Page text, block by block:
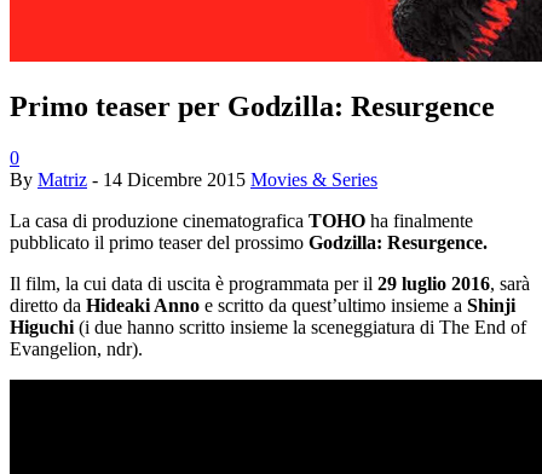
Primo teaser per Godzilla: Resurgence
0
By Matriz - 14 Dicembre 2015 Movies & Series
La casa di produzione cinematografica TOHO ha finalmente
pubblicato il primo teaser del prossimo Godzilla: Resurgence.
Il film, la cui data di uscita è programmata per il 29 luglio 2016, sarà
diretto da Hideaki Anno e scritto da quest’ultimo insieme a Shinji
Higuchi (i due hanno scritto insieme la sceneggiatura di The End of
Evangelion, ndr).